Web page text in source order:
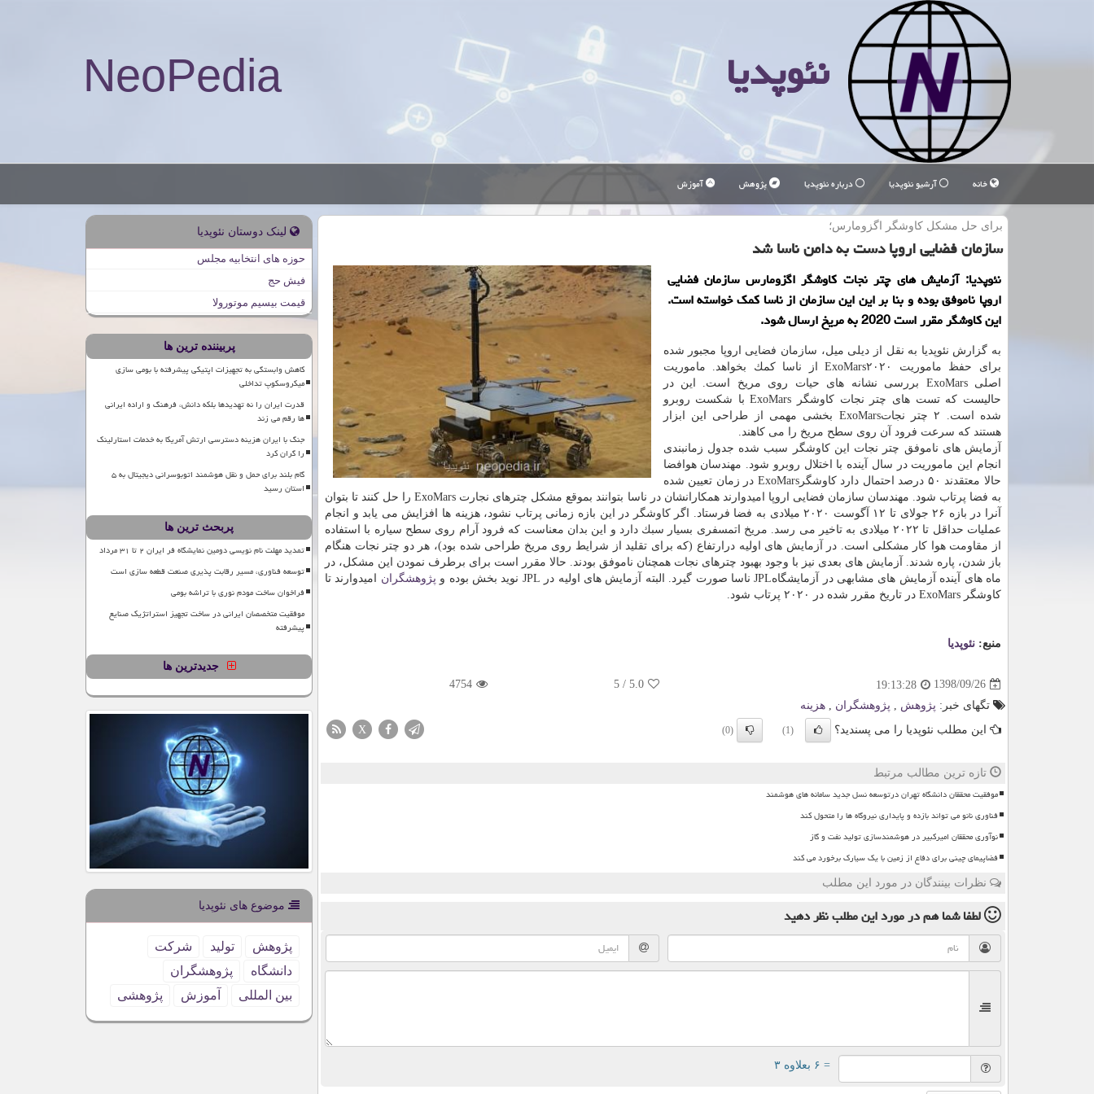
نئوپدیا NeoPedia
خانه آرشیو نئوپدیا درباره نئوپدیا پژوهش آموزش
برای حل مشكل كاوشگر اگزومارس؛
سازمان فضایی اروپا دست به دامن ناسا شد
نئوپدیا: آزمایش های چتر نجات كاوشگر اگزومارس سازمان فضایی
اروپا ناموفق بوده و بنا بر این این سازمان از ناسا كمك خواسته است.
این كاوشگر مقرر است 2020 به مریخ ارسال شود.
به گزارش نئوپدیا به نقل از دیلی میل، سازمان فضایی اروپا مجبور شده
برای حفظ ماموریت ExoMars۲۰۲۰ از ناسا كمك بخواهد. ماموریت
اصلی ExoMars بررسی نشانه های حیات روی مریخ است. این در
حالیست كه تست های چتر نجات كاوشگر ExoMars با شكست روبرو
شده است. ۲ چتر نجاتExoMars بخشی مهمی از طراحی این ابزار
هستند كه سرعت فرود آن روی سطح مریخ را می كاهند.
آزمایش های ناموفق چتر نجات این كاوشگر سبب شده جدول زمانبندی
انجام این ماموریت در سال آینده با اختلال روبرو شود. مهندسان هوافضا
حالا معتقدند ۵۰ درصد احتمال دارد كاوشگرExoMars در زمان تعیین شده
به فضا پرتاب شود. مهندسان سازمان فضایی اروپا امیدوارند همكارانشان در ناسا بتوانند بموقع مشكل چترهای نجارت ExoMars را حل كنند تا بتوان
آنرا در بازه ۲۶ جولای تا ۱۲ آگوست ۲۰۲۰ میلادی به فضا فرستاد. اگر كاوشگر در این بازه زمانی پرتاب نشود، هزینه ها افزایش می یابد و انجام
عملیات حداقل تا ۲۰۲۲ میلادی به تاخیر می رسد. مریخ اتمسفری بسیار سبك دارد و این بدان معناست كه فرود آرام روی سطح سیاره با استفاده
از مقاومت هوا كار مشكلی است. در آزمایش های اولیه درارتفاع (كه برای تقلید از شرایط روی مریخ طراحی شده بود)، هر دو چتر نجات هنگام
باز شدن، پاره شدند. آزمایش های بعدی نیز با وجود بهبود چترهای نجات همچنان ناموفق بودند. حالا مقرر است برای برطرف نمودن این مشكل، در
ماه های آینده آزمایش های مشابهی در آزمایشگاهJPL ناسا صورت گیرد. البته آزمایش های اولیه در JPL نوید بخش بوده و
پژوهشگران امیدوارند تا
كاوشگر ExoMars در تاریخ مقرر شده در ۲۰۲۰ پرتاب شود.
منبع: نئوپدیا
1398/09/26
19:13:28
5.0
/
5
4754
تگهای خبر: پژوهش پژوهشگران
هزینه
این مطلب نئوپدیا را می پسندید؟
(1)
(0)
X
تازه ترین مطالب مرتبط
موفقیت محققان دانشگاه تهران درتوسعه نسل جدید سامانه های هوشمند
فناوری نانو می تواند بازده و پایداری نیروگاه ها را متحول کند
نوآوری محققان امیرکبیر در هوشمندسازی تولید نفت و گاز
فضاپیمای چینی برای دفاع از زمین با یک سیارک برخورد می کند
نظرات بینندگان در مورد این مطلب
لطفا شما همدر مورد این مطلبنظر دهید
= ۶ بعلاوه ۳
لینک دوستان نئوپدیا
حوزه های انتخابیه مجلس
فیش حج
قیمت بیسیم موتورولا
پربیننده ترین ها
کاهش وابستگی به تجهیزات اپتیکی پیشرفته با بومی سازی
میکروسکوپ تداخلی
قدرت ایران را نه تهدیدها بلکه دانش، فرهنگ و اراده ایرانی
ها رقم می زند
جنگ با ایران هزینه دسترسی ارتش آمریکا به خدمات استارلینک
را گران کرد
گام بلند برای حمل و نقل هوشمند اتوبوسرانی دیجیتال به ۵
استان رسید
پربحث ترین ها
تمدید مهلت نام نویسی دومین نمایشگاه فر ایران ۲ تا ۳۱ مرداد
توسعه فناوری، مسیر رقابت پذیری صنعت قطعه سازی است
فراخوان ساخت مودم نوری با تراشه بومی
موفقیت متخصصان ایرانی در ساخت تجهیز استراتژیک صنایع
پیشرفته
جدیدترین ها
موضوع های نئوپدیا
پژوهش تولید
شركت
دانشگاه
پژوهشگران
بین المللی
آموزش پژوهشی